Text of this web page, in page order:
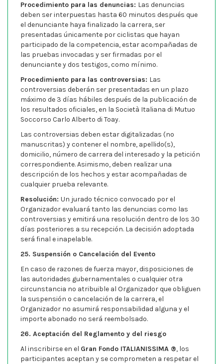
Procedimiento para las denuncias: Las denuncias
deben ser interpuestas hasta 60 minutos después que
el denunciante haya finalizado la carrera, ser
presentadas únicamente por ciclistas que hayan
participado de la competencia, estar acompañadas de
las pruebas invocadas y ser firmadas por el
denunciante y dos testigos, como mínimo.
Procedimiento para las controversias: Las
controversias deberán ser presentadas en un plazo
máximo de 3 días hábiles después de la publicación de
los resultados oficiales, en la Società Italiana di Mutuo
Soccorso Carlo Alberto di Toay.
Las controversias deben estar digitalizadas (no
manuscritas) y contener el nombre, apellido(s),
domicilio, número de carrera del interesado y la petición
correspondiente. Asimismo, deben realizar una
descripción de los hechos y estar acompañadas de
cualquier prueba relevante.
Resolución: Un jurado técnico convocado por el
Organizador evaluará tanto las denuncias como las
controversias y emitirá una resolución dentro de los 30
días posteriores a su recepción. La decisión adoptada
será final e inapelable.
25. Suspensión o Cancelación del Evento
En caso de razones de fuerza mayor, disposiciones de
las autoridades gubernamentales o cualquier otra
circunstancia no atribuible al Organizador que obliguen
la suspensión o cancelación de la carrera, el
Organizador no asumirá responsabilidad alguna y el
importe abonado no será reembolsado.
26. Aceptación del Reglamento y del riesgo
Al inscribirse en el Gran Fondo ITALIANISSIMA ®, los
participantes aceptan y se comprometen a respetar el